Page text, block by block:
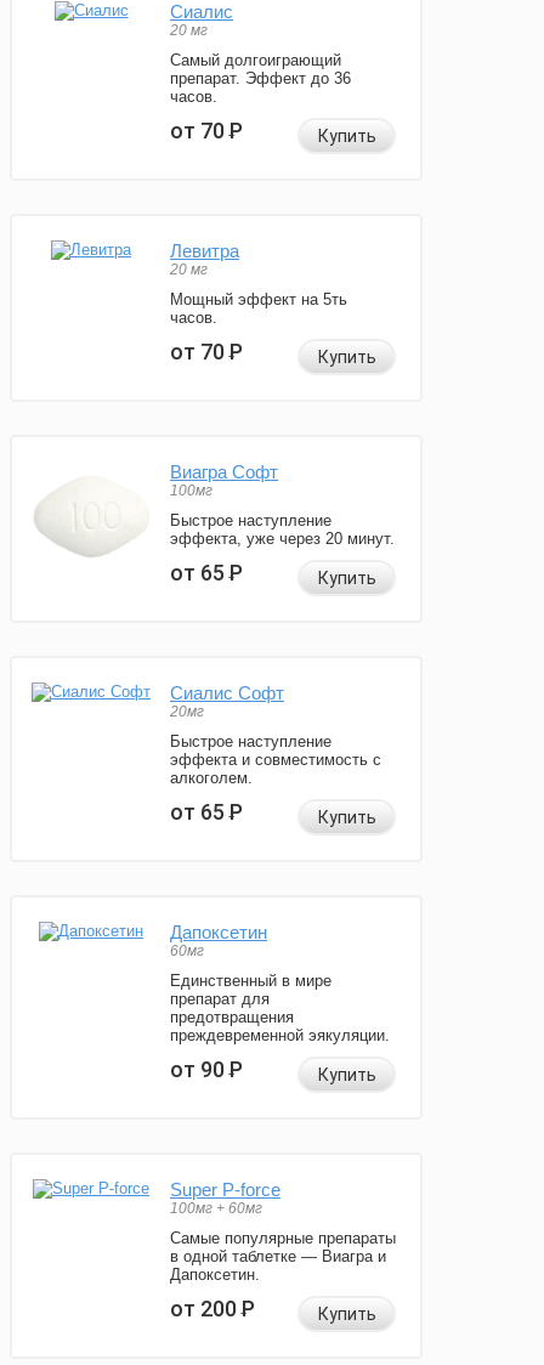
Сиалис
20 мг
Самый долгоиграющий
препарат. Эффект до 36
часов.
от 70Р Купить
Левитра
20 мг
Мощный эффект на 5ть
часов.
от 70Р Купить
Виагра Софт
100мг
Быстрое наступление
эффекта, уже через 20 минут.
от 65Р Купить
Сиалис Софт
20мг
Быстрое наступление
эффекта и совместимость с
алкоголем.
от 65Р Купить
Дапоксетин
60мг
Единственный в мире
препарат для
предотвращения
преждевременной эякуляции.
от 90Р Купить
Super P-force
100мг + 60мг
Самые популярные препараты
в одной таблетке — Виагра и
Дапоксетин.
от 200Р Купить